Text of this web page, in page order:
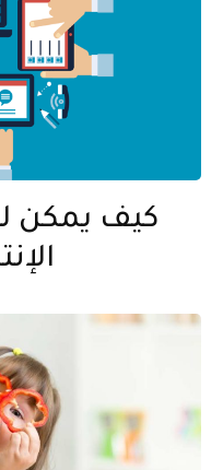
كيف يمكن